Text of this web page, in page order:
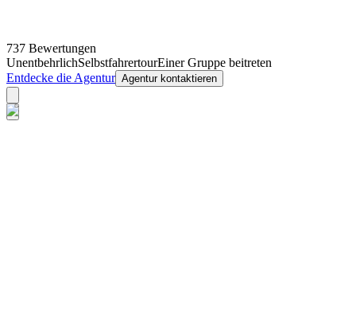
737 Bewertungen
UnentbehrlichSelbstfahrertourEiner Gruppe beitreten
Entdecke die Agentur Agentur kontaktieren